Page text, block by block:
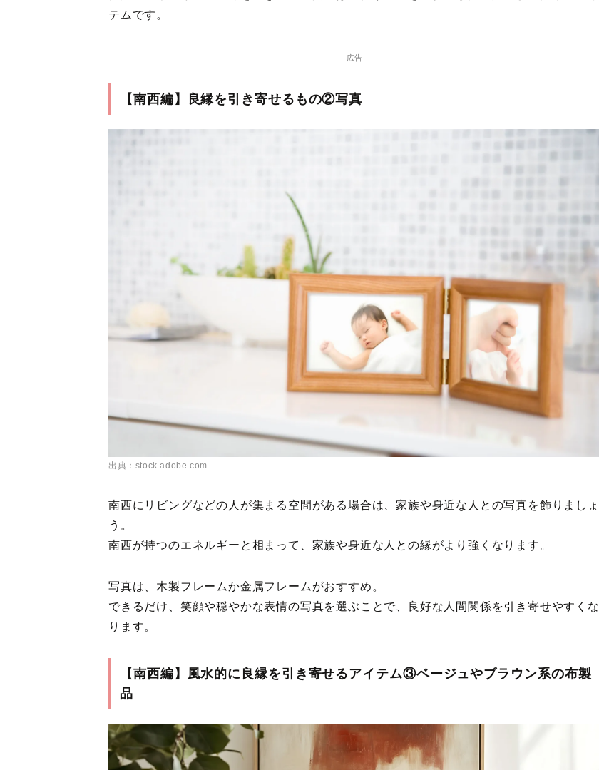
テムです。
― 広告 ―
【南西編】良縁を引き寄せるもの②写真
出典：stock.adobe.com
南西にリビングなどの人が集まる空間がある場合は、家族や身近な人との写真を飾りましょ
う。
南西が持つのエネルギーと相まって、家族や身近な人との縁がより強くなります。
写真は、木製フレームか金属フレームがおすすめ。
できるだけ、笑顔や穏やかな表情の写真を選ぶことで、良好な人間関係を引き寄せやすくな
ります。
【南西編】風水的に良縁を引き寄せるアイテム③ベージュやブラウン系の布製
品